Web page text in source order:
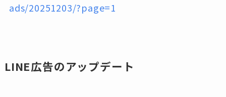
ads/20251203/?page=1
LINE広告のアップデート